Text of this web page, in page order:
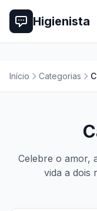
Higienista
Início Categorias
Celebre o amor,
vida a dois